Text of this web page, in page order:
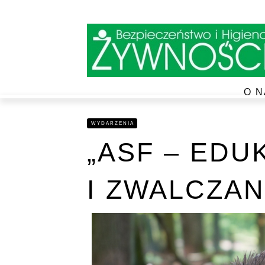
O
WYDARZENIA
„ASF –
I